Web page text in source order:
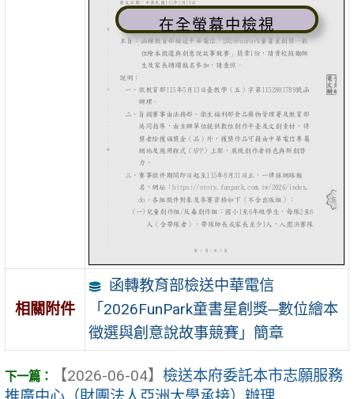
在全螢幕中檢視
相關附件
函轉教育部檢送中華電信
「2026FunPark童書星創獎─數位繪本
徵選與創意說故事競賽」簡章
【2026-06-04】 檢送本府委託本市志願服務